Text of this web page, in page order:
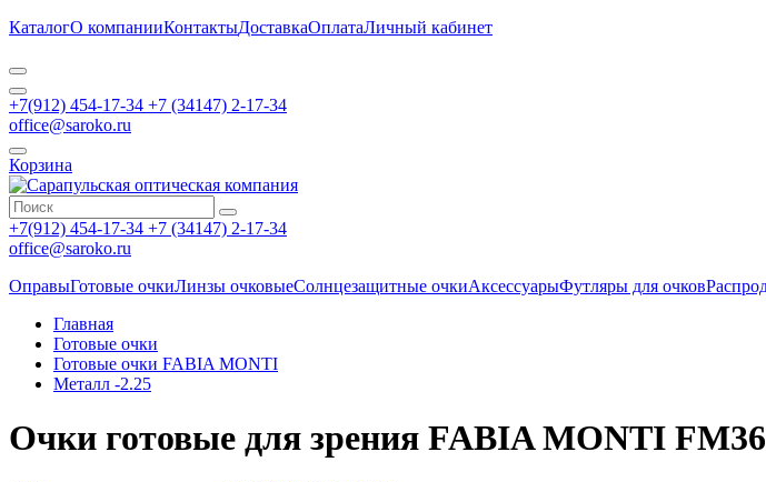
КаталогО компанииКонтактыДоставкаОплатаЛичный кабинет
+7(912) 454-17-34 +7 (34147) 2-17-34
office@saroko.ru
Корзина
+7(912) 454-17-34 +7 (34147) 2-17-34
office@saroko.ru
ОправыГотовые очкиЛинзы очковыеСолнцезащитные очкиАксессуарыФутляры для очков
Главная
Готовые очки
Готовые очки FABIA MONTI
Металл -2.25
Очки готовые для зрения FABIA MONTI